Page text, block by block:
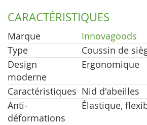
CARACTÉRISTIQUES
Marque
Innovagoods
Type
Coussin de
Design
moderne
Ergonomique
Caractéristiques Nid d'abeilles
Anti-
déformations
Élastique,